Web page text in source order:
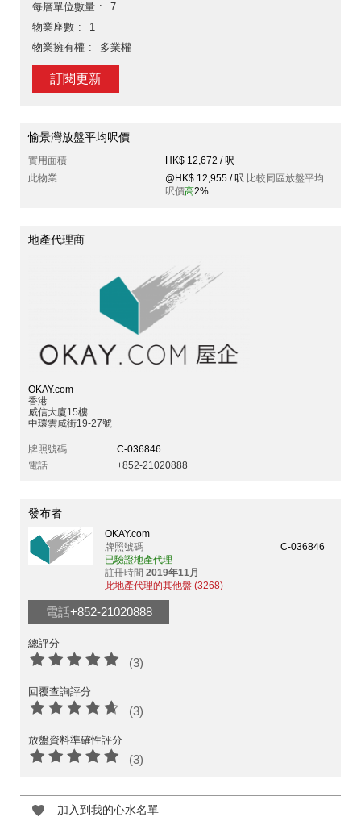
每層單位數量
7
物業座數
1
物業擁有權
多業權
訂閱更新
愉景灣放盤平均呎價
實用面積
HK$ 12,672 / 呎
此物業
@HK$ 12,955 / 呎 比較同區放盤平均
呎價高2%
地產代理商
OKAY.com
香港
威信大廈15樓
中環雲咸街19-27號
牌照號碼
C-036846
電話
+852-21020888
發布者
OKAY.com
牌照號碼
C-036846
已驗證地產代理
註冊時間 2019年11月
此地產代理的其他盤 (3268)
電話+852-21020888
總評分
(3)
回覆查詢評分
(3)
放盤資料準確性評分
(3)
加入到我的心水名單